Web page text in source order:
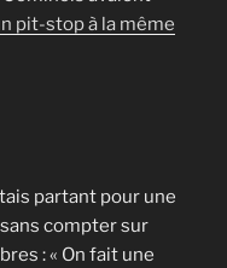
pit-stop à la même
partant pour une
compter sur
: « On fait une